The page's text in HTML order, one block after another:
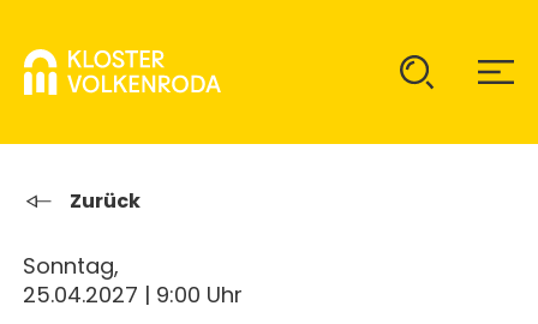
KLOSTER
ÜBER UNS
GAST SEIN
Zurück
Sonntag,
25.04.2027 | 9:00 Uhr